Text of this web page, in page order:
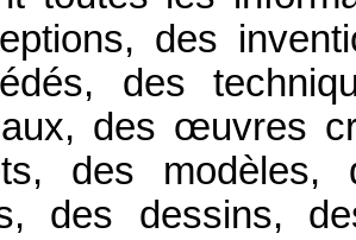
des
des
des œuvres
des modèles,
des dessins,